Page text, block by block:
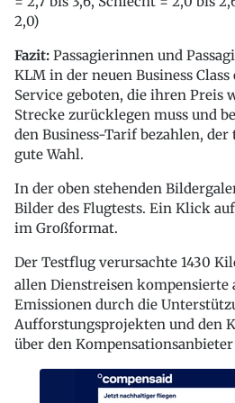
2,0)
Fazit: Passagierinnen und
KLM in der neuen Business
Service geboten, die ihren Preis
Strecke zurücklegen muss und
den Business-Tarif bezahlen,
gute Wahl.
In der oben stehenden
Bilder des Flugtests. Ein Klick
im Großformat.
Der Testflug verursachte 1430
allen Dienstreisen kompensierte
Emissionen durch die
Aufforstungsprojekten und den
über den Kompensationsanbieter